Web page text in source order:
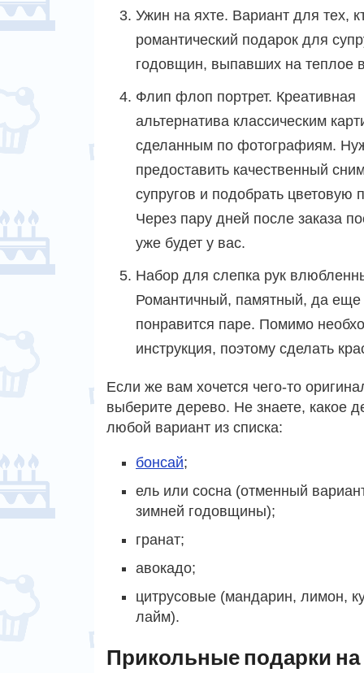
Ужин на яхте. Вариант для тех,
романтический подарок для
годовщин, выпавших на теплое
Флип флоп портрет. Креативная
альтернатива классическим
сделанным по фотографиям.
предоставить качественный
супругов и подобрать цветовую
Через пару дней после заказа
уже будет у вас.
Набор для слепка рук
Романтичный, памятный, да еще
понравится паре. Помимо
инструкция, поэтому сделать
Если же вам хочется чего-то
выберите дерево. Не знаете, какое
любой вариант из списка:
бонсай;
ель или сосна (отменный
зимней годовщины);
гранат;
авокадо;
цитрусовые (мандарин, лимон,
лайм).
Прикольные подарки